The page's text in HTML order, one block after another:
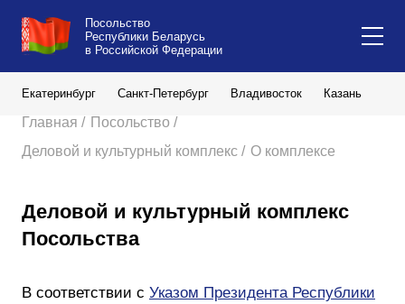
Посольство
Республики Беларусь
в Российской Федерации
Екатеринбург Санкт-Петербург Владивосток Казань
Главная / Посольство /
Деловой и культурный комплекс / О комплексе
Деловой и культурный комплекс
Посольства
В соответствии с Указом Президента Республики